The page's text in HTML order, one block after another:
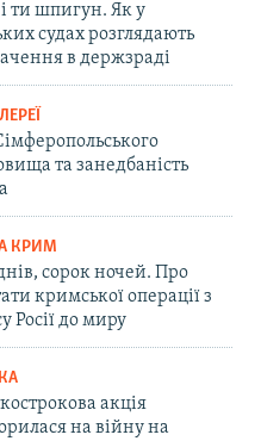
ти шпигун. Як у
судах розглядають
в держзраді
та занедбаність
КРИМ
сорок ночей. Про
кримської операції з
Росії до миру
акція
на війну на